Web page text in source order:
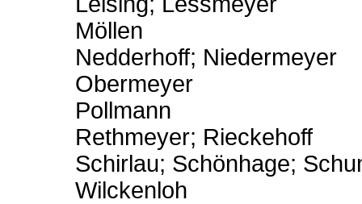
Möllen
Nedderhoff; Niedermeyer
Obermeyer
Pollmann
Rethmeyer; Rieckehoff
Schirlau; Schönhage;
Wilckenloh